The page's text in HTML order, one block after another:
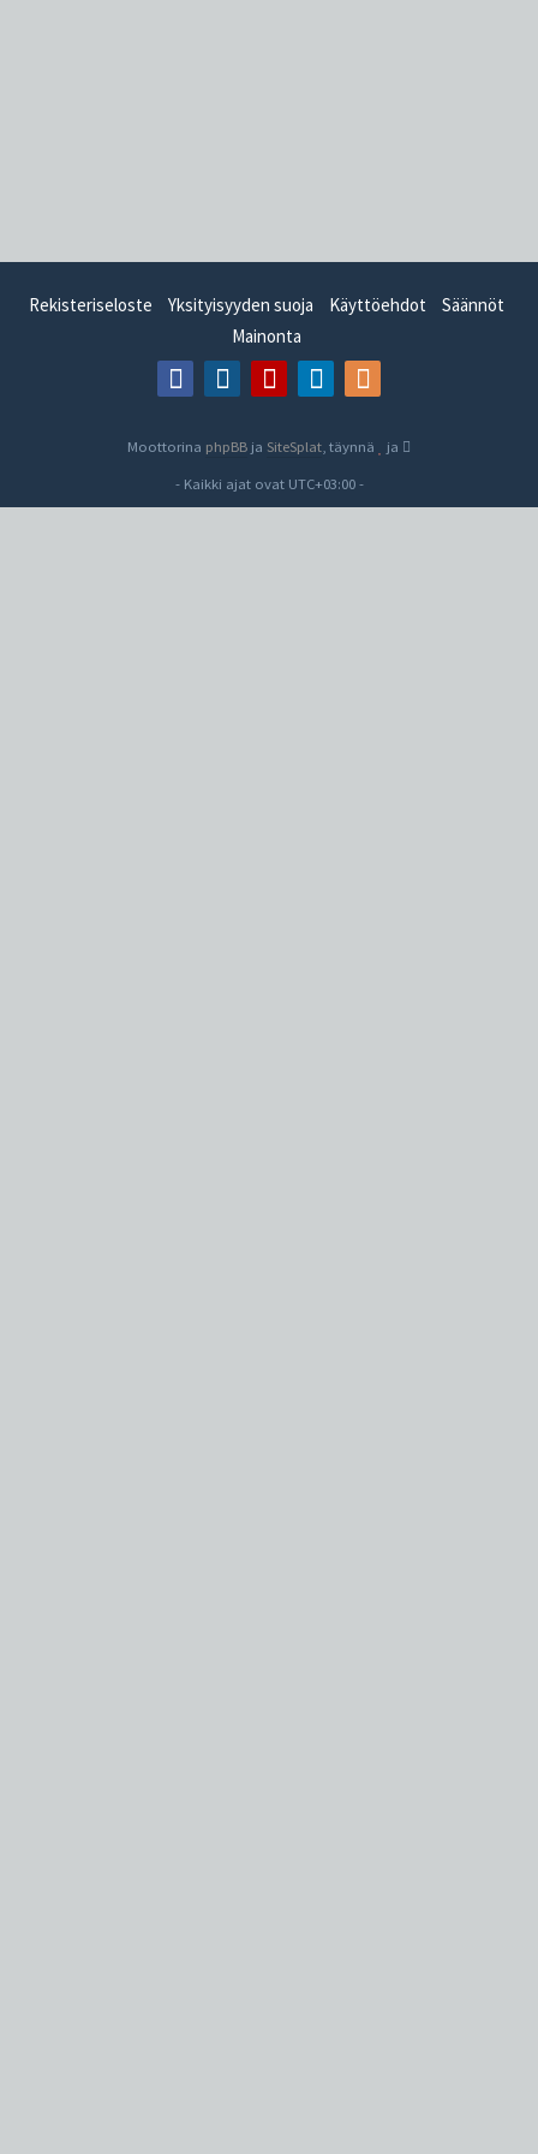
Rekisteriseloste Yksityisyyden suoja Käyttöehdot
Säännöt
Mainonta
Moottorina phpBB ja SiteSplat , täynnä
ja
- Kaikki ajat ovat UTC+03:00-